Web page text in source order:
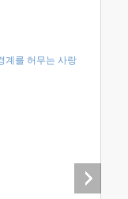
계를 허무는 사랑